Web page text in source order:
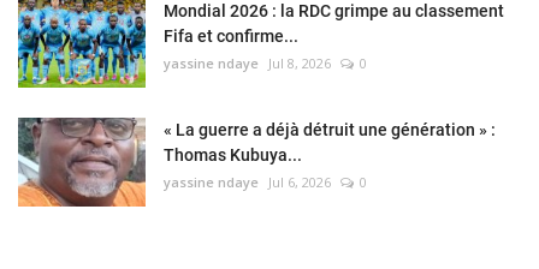
Mondial 2026 : la RDC grimpe au classement
Fifa et confirme...
yassine ndaye Jul 8, 2026 0
« La guerre a déjà détruit une génération » :
Thomas Kubuya...
yassine ndaye Jul 6, 2026 0